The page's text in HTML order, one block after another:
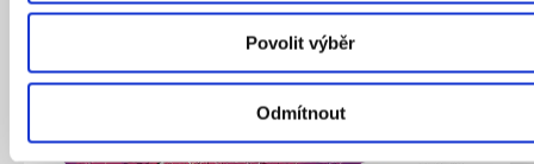
Povolit výběr
Odmítnout